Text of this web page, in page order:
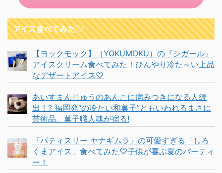
アイス食べてみた♡
【ヨックモック】（YOKUMOKU）の『シガール』
アイスクリーム食べてみた！ひんやり冷た～い上品
なデザートアイス♡
あいすまんじゅうのあんこに病みつきになる人続
出！? 福岡発“の冷たい和菓子”ともいわれるまさに
芸術品。菓子職人魂が宿る!
『パティスリー ヤナギムラ』の可愛すぎる「しろ
くまアイス」食べてみた♡子供が喜ぶ夏のパーティ
ー！